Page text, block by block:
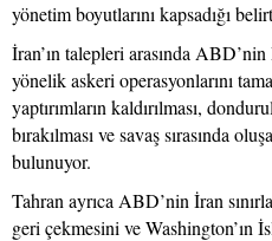
yönetim boyutlarını kapsadığı
İran’ın talepleri arasında
yönelik askeri operasyonlarını
yaptırımların kaldırılması,
bırakılması ve savaş sırasında
bulunuyor.
Tahran ayrıca ABD’nin İran
geri çekmesini ve Washington’ın